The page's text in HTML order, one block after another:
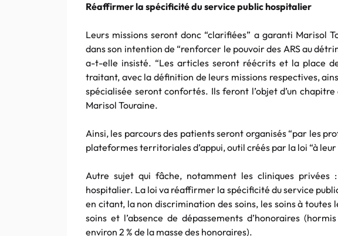
Réaffirmer la spécificité du service public hospitalier
Leurs missions seront donc “clarifiées” a garanti Marisol
dans son intention de “renforcer le pouvoir des ARS au
a-t-elle insisté. “Les articles seront réécrits et la place
traitant, avec la définition de leurs missions respectives,
spécialisée seront confortés. Ils feront l’objet d’un
Marisol Touraine.
Ainsi, les parcours des patients seront organisés “par les
plateformes territoriales d’appui, outil créés par la loi “à leur
Autre sujet qui fâche, notamment les cliniques privées
hospitalier. La loi va réaffirmer la spécificité du service
en citant, la non discrimination des soins, les soins à toutes
soins et l’absence de dépassements d’honoraires
environ 2 % de la masse des honoraires).